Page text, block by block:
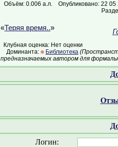
Объём: 0.006 а.л.
Опубликовано: 22 05
«Теряя время..»
Клубная оценка: Нет оценки
Доминанта:
Библиотека
предназначаемых автором для
Логин: